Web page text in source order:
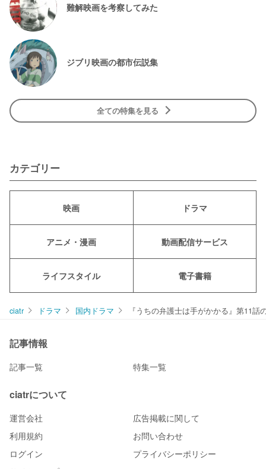
難解映画を考察してみた
ジブリ映画の都市伝説集
全ての特集を見る
カテゴリー
映画 ドラマ
アニメ・漫画 動画配信サービス
ライフスタイル 電子書籍
ciatr ドラマ 国内ドラマ 『うちの弁護士は手がかかる』第11
記事情報
記事一覧 特集一覧
ciatrについて
運営会社
広告掲載に関して
利用規約
お問い合わせ
ログイン
プライバシーポリシー